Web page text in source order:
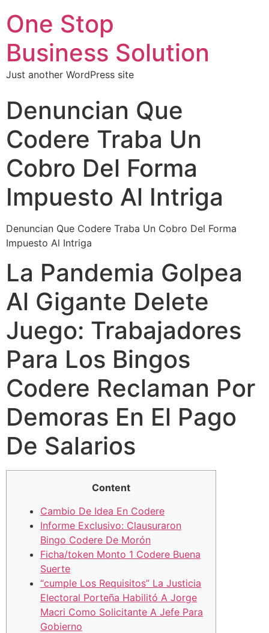
One Stop
Business Solution
Just another WordPress site
Denuncian Que
Codere Traba Un
Cobro Del Forma
Impuesto Al Intriga
Denuncian Que Codere Traba Un Cobro Del Forma
Impuesto Al Intriga
La Pandemia Golpea
Al Gigante Delete
Juego: Trabajadores
Para Los Bingos
Codere Reclaman Por
Demoras En El Pago
De Salarios
Content
Cambio De Idea En Codere
Informe Exclusivo: Clausuraron
Bingo Codere De Morón
Ficha/token Monto 1 Codere Buena
Suerte
“cumple Los Requisitos” La Justicia
Electoral Porteña Habilitó A Jorge
Macri Como Solicitante A Jefe Para
Gobierno